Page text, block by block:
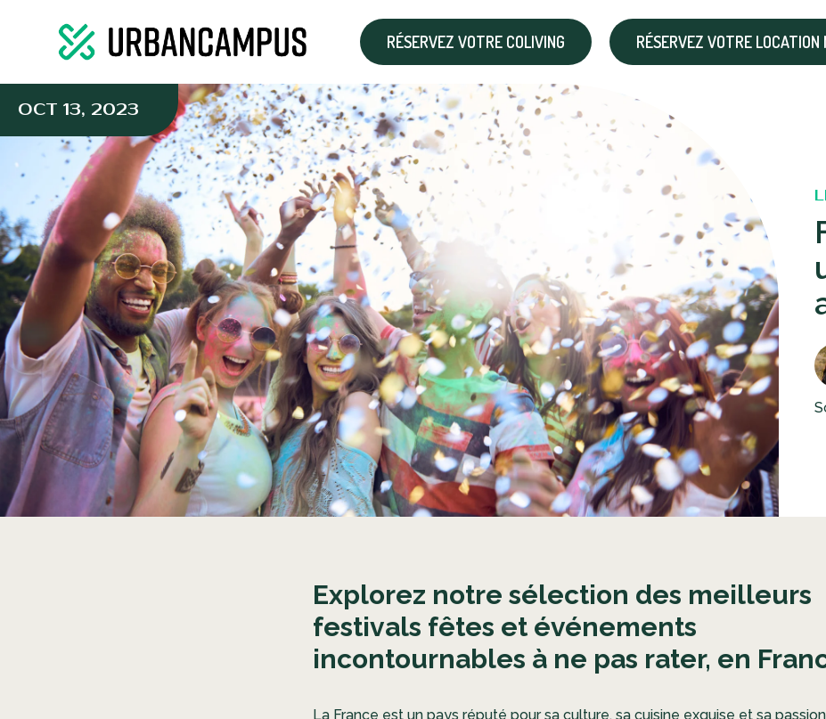
RÉSERVEZ VOTRE COLIVING RÉSERVEZ VOTRE LOCATION
OCT 13, 2023
Explorez notre sélection des meilleurs
festivals fêtes et événements
incontournables à ne pas rater, en
La France est un pays réputé pour sa culture, sa cuisine exquise et sa